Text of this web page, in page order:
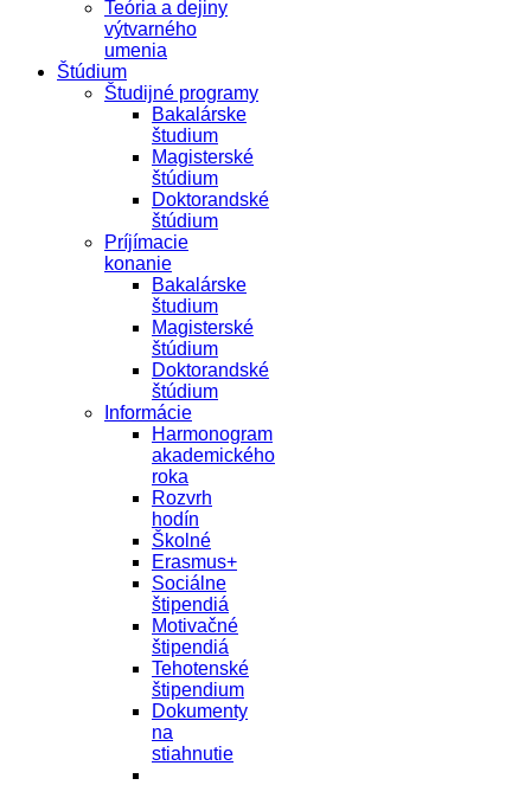
Teória a dejiny
výtvarného
umenia
Štúdium
Študijné programy
Bakalárske
študium
Magisterské
štúdium
Doktorandské
štúdium
Príjímacie
konanie
Bakalárske
študium
Magisterské
štúdium
Doktorandské
štúdium
Informácie
Harmonogram
akademického
roka
Rozvrh
hodín
Školné
Erasmus+
Sociálne
štipendiá
Motivačné
štipendiá
Tehotenské
štipendium
Dokumenty
na
stiahnutie